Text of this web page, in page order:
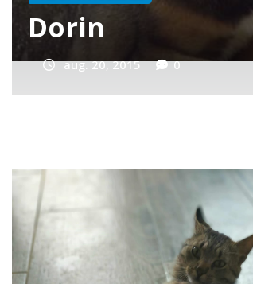
ADOPTA ANIMALE
GINA si NERO
aug. 20, 2015 0